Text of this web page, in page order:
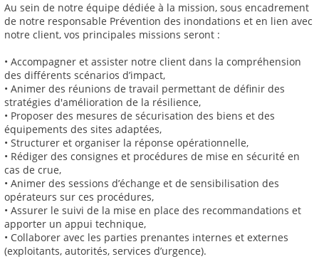
Au sein de notre équipe dédiée à la mission, sous encadrement
de notre responsable Prévention des inondations et en lien avec
notre client, vos principales missions seront :
• Accompagner et assister notre client dans la compréhension
des différents scénarios d’impact,
• Animer des réunions de travail permettant de définir des
stratégies d'amélioration de la résilience,
• Proposer des mesures de sécurisation des biens et des
équipements des sites adaptées,
• Structurer et organiser la réponse opérationnelle,
• Rédiger des consignes et procédures de mise en sécurité en
cas de crue,
• Animer des sessions d’échange et de sensibilisation des
opérateurs sur ces procédures,
• Assurer le suivi de la mise en place des recommandations et
apporter un appui technique,
• Collaborer avec les parties prenantes internes et externes
(exploitants, autorités, services d’urgence).